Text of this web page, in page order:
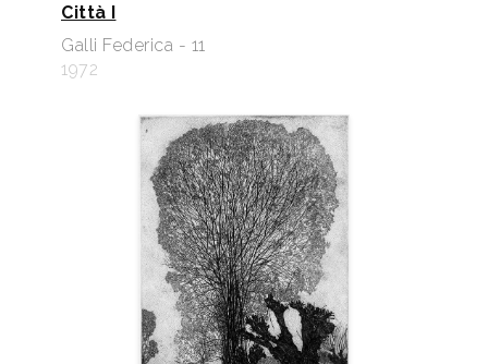
Città I
Galli Federica - 11
1972